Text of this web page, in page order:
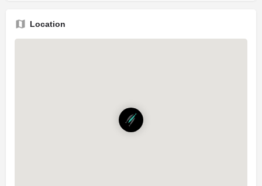
Location